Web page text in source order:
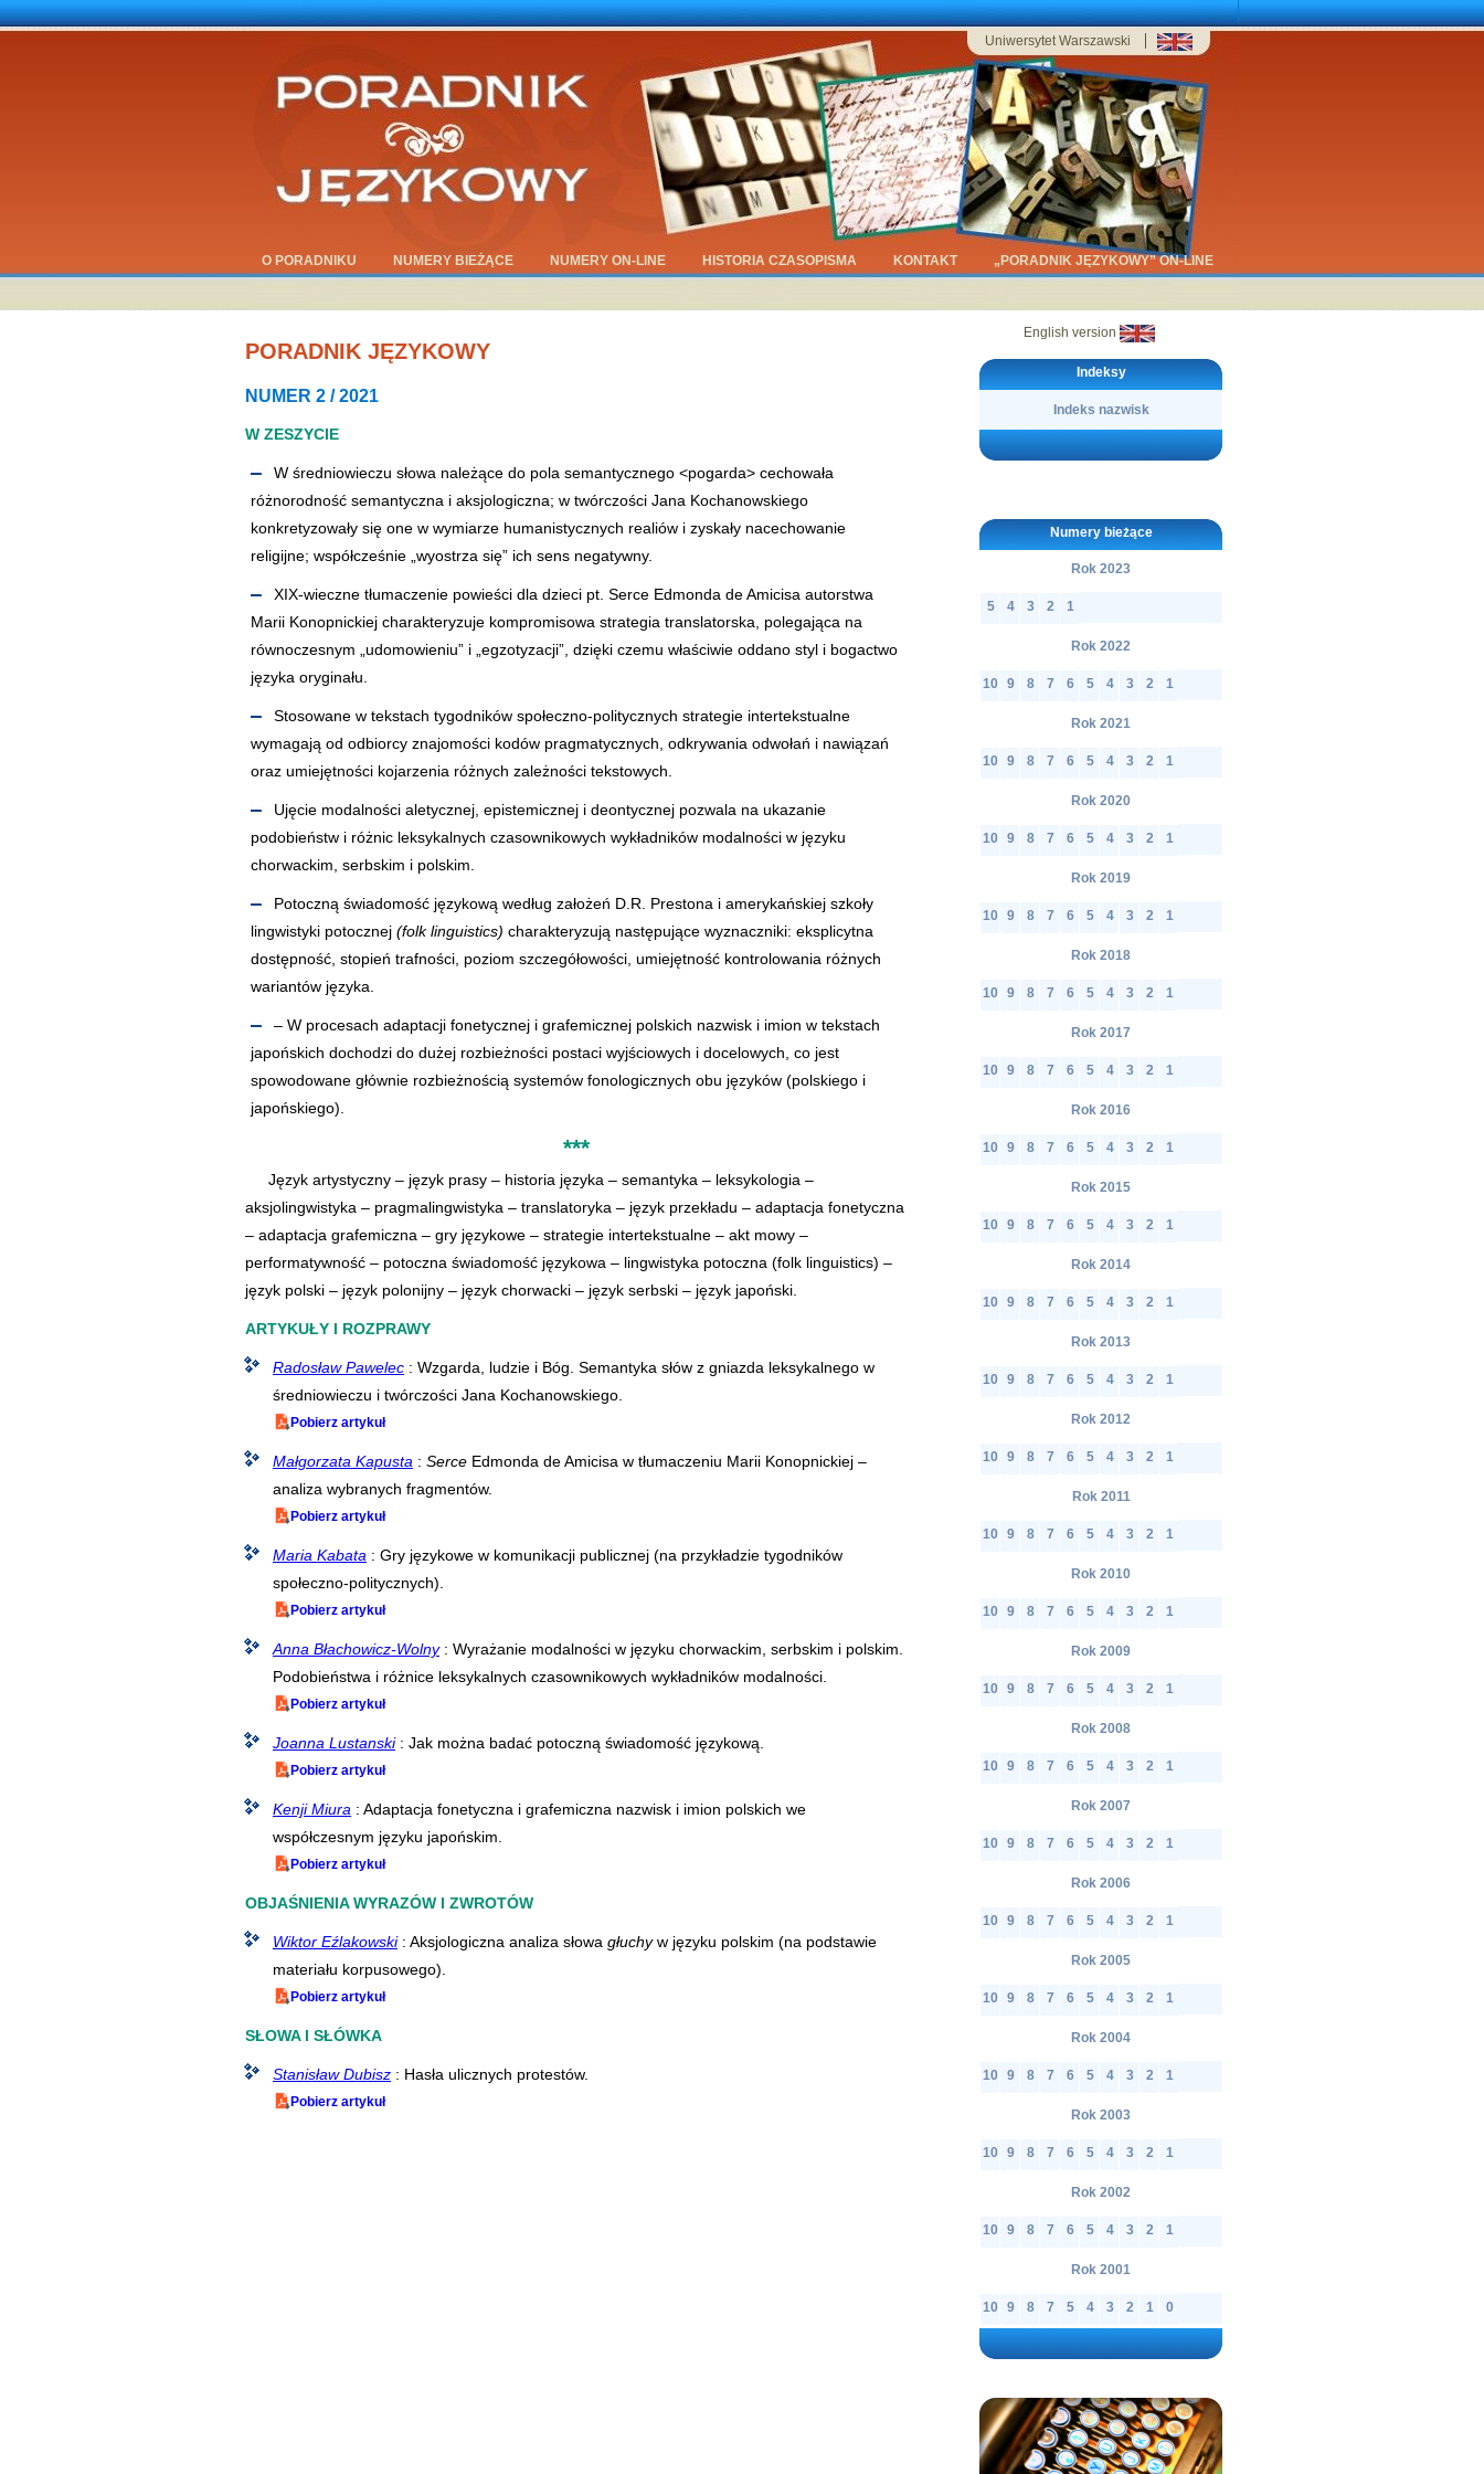
Uniwersytet Warszawski
O PORADNIKU NUMERY BIEŻĄCE NUMERY ON-LINE HISTORIA CZASOPISMA KONTAKT „PORADNIK JĘZYKOWY” ON-LINE
PORADNIK JĘZYKOWY
NUMER 2 / 2021
W ZESZYCIE
W średniowieczu słowa należące do pola semantycznego <pogarda> cechowała
różnorodność semantyczna i aksjologiczna; w twórczości Jana Kochanowskiego
konkretyzowały się one w wymiarze humanistycznych realiów i zyskały nacechowanie
religijne; współcześnie „wyostrza się” ich sens negatywny.
XIX-wieczne tłumaczenie powieści dla dzieci pt. Serce Edmonda de Amicisa autorstwa
Marii Konopnickiej charakteryzuje kompromisowa strategia translatorska, polegająca na
równoczesnym „udomowieniu” i „egzotyzacji”, dzięki czemu właściwie oddano styl i bogactwo
języka oryginału.
Stosowane w tekstach tygodników społeczno-politycznych strategie intertekstualne
wymagają od odbiorcy znajomości kodów pragmatycznych, odkrywania odwołań i nawiązań
oraz umiejętności kojarzenia różnych zależności tekstowych.
Ujęcie modalności aletycznej, epistemicznej i deontycznej pozwala na ukazanie
podobieństw i różnic leksykalnych czasownikowych wykładników modalności w języku
chorwackim, serbskim i polskim.
Potoczną świadomość językową według założeń D.R. Prestona i amerykańskiej szkoły
lingwistyki potocznej (folk linguistics) charakteryzują następujące wyznaczniki: eksplicytna
dostępność, stopień trafności, poziom szczegółowości, umiejętność kontrolowania różnych
wariantów języka.
– W procesach adaptacji fonetycznej i grafemicznej polskich nazwisk i imion w tekstach
japońskich dochodzi do dużej rozbieżności postaci wyjściowych i docelowych, co jest
spowodowane głównie rozbieżnością systemów fonologicznych obu języków (polskiego i
japońskiego).
***
Język artystyczny – język prasy – historia języka – semantyka – leksykologia –
aksjolingwistyka – pragmalingwistyka – translatoryka – język przekładu – adaptacja fonetyczna
– adaptacja grafemiczna – gry językowe – strategie intertekstualne – akt mowy –
performatywność – potoczna świadomość językowa – lingwistyka potoczna (folk linguistics) –
język polski – język polonijny – język chorwacki – język serbski – język japoński.
ARTYKUŁY I ROZPRAWY
Radosław Pawelec : Wzgarda, ludzie i Bóg. Semantyka słów z gniazda leksykalnego w
średniowieczu i twórczości Jana Kochanowskiego.
Pobierz artykuł
Małgorzata Kapusta : Serce Edmonda de Amicisa w tłumaczeniu Marii Konopnickiej –
analiza wybranych fragmentów.
Pobierz artykuł
Maria Kabata : Gry językowe w komunikacji publicznej (na przykładzie tygodników
społeczno-politycznych).
Pobierz artykuł
Anna Błachowicz-Wolny: Wyrażanie modalności w języku chorwackim, serbskim i polskim.
Podobieństwa i różnice leksykalnych czasownikowych wykładników modalności.
Pobierz artykuł
Joanna Lustanski: Jak można badać potoczną świadomość językową.
Pobierz artykuł
Kenji Miura : Adaptacja fonetyczna i grafemiczna nazwisk i imion polskich we
współczesnym języku japońskim.
Pobierz artykuł
OBJAŚNIENIA WYRAZÓW I ZWROTÓW
Wiktor Eźlakowski: Aksjologiczna analiza słowa głuchyw języku polskim (na podstawie
materiału korpusowego).
Pobierz artykuł
SŁOWA I SŁÓWKA
Stanisław Dubisz : Hasła ulicznych protestów.
Pobierz artykuł
English version
Indeksy
Indeks nazwisk
Numery bieżące
Rok 2023
5 4 3 2 1
Rok 2022
10 9 8 7 6 5 4 3 2 1
Rok 2021
10 9 8 7 6 5 4 3 2 1
Rok 2020
10 9 8 7 6 5 4 3 2 1
Rok 2019
10 9 8 7 6 5 4 3 2 1
Rok 2018
10 9 8 7 6 5 4 3 2 1
Rok 2017
10 9 8 7 6 5 4 3 2 1
Rok 2016
10 9 8 7 6 5 4 3 2 1
Rok 2015
10 9 8 7 6 5 4 3 2 1
Rok 2014
10 9 8 7 6 5 4 3 2 1
Rok 2013
10 9 8 7 6 5 4 3 2 1
Rok 2012
10 9 8 7 6 5 4 3 2 1
Rok 2011
10 9 8 7 6 5 4 3 2 1
Rok 2010
10 9 8 7 6 5 4 3 2 1
Rok 2009
10 9 8 7 6 5 4 3 2 1
Rok 2008
10 9 8 7 6 5 4 3 2 1
Rok 2007
10 9 8 7 6 5 4 3 2 1
Rok 2006
10 9 8 7 6 5 4 3 2 1
Rok 2005
10 9 8 7 6 5 4 3 2 1
Rok 2004
10 9 8 7 6 5 4 3 2 1
Rok 2003
10 9 8 7 6 5 4 3 2 1
Rok 2002
10 9 8 7 6 5 4 3 2 1
Rok 2001
10 9 8 7 5 4 3 2 1 0